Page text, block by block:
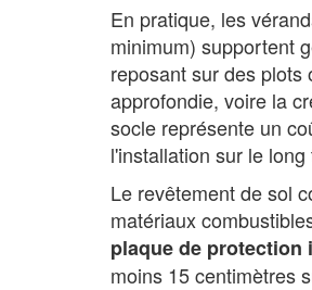
En pratique, les
minimum) supportent
reposant sur des
approfondie, voire la
socle représente un
l'installation sur le long
Le revêtement de sol
matériaux
plaque de
moins 15 centimètres